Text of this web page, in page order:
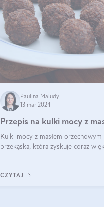
Paulina Maludy
13 mar 2024
Przepis na kulki mocy z
Kulki mocy z masłem
przekąska, która zyskuje coraz
CZYTAJ